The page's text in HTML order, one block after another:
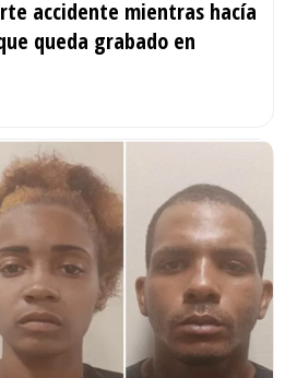
accidente mientras hacía
queda grabado en